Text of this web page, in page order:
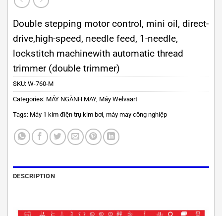
Double stepping motor control, mini oil, direct-
drive,high-speed, needle feed, 1-needle,
lockstitch machinewith automatic thread
trimmer (double trimmer)
SKU: W-760-M
Categories: MÁY NGÀNH MAY, Máy Welvaart
Tags: Máy 1 kim điện trụ kim bơi máy may công nghiệp
DESCRIPTION